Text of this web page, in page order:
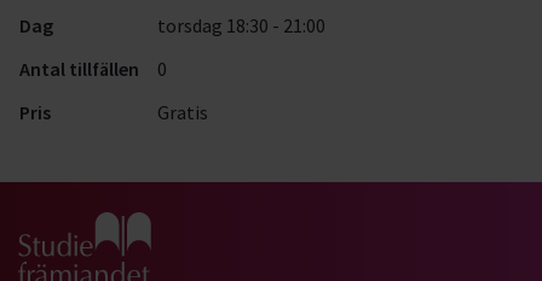
Dag
torsdag 18:30 - 21:00
Antal tillfällen
0
Pris
Gratis
Gå till studiefrämjandets startsida